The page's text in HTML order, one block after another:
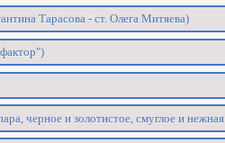
Тарасова - ст. Олега Митяева)
черное и золотистое, смуглое и нежная